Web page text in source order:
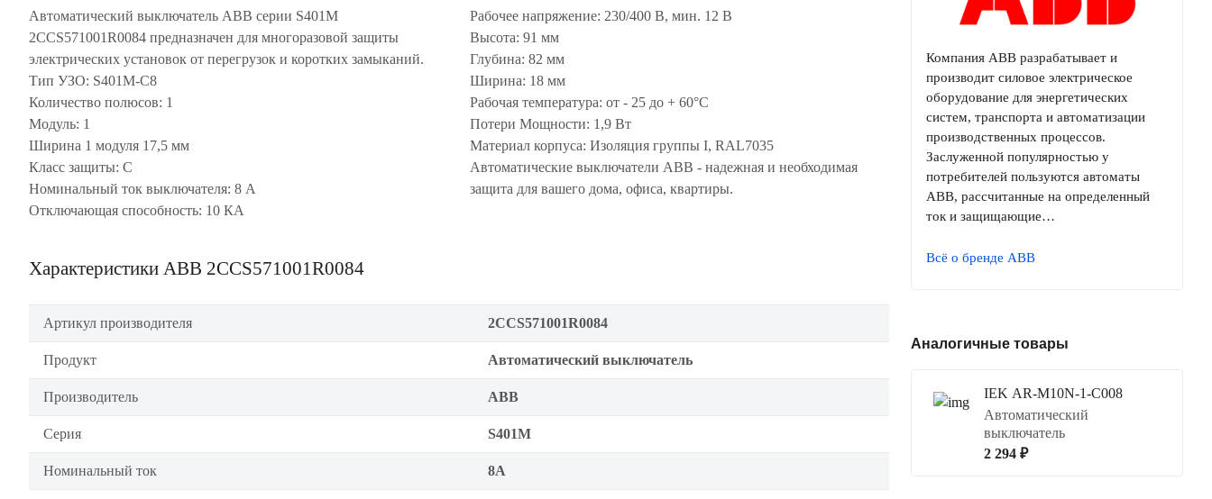
Автоматический выключатель ABB серии S401M
2CCS571001R0084 предназначен для многоразовой защиты
электрических установок от перегрузок и коротких замыканий.
Тип УЗО: S401M-C8
Количество полюсов: 1
Модуль: 1
Ширина 1 модуля 17,5 мм
Класс защиты: С
Номинальный ток выключателя: 8 А
Отключающая способность: 10 КА
Рабочее напряжение: 230/400 В, мин. 12 В
Высота: 91 мм
Глубина: 82 мм
Ширина: 18 мм
Рабочая температура: от - 25 до + 60°С
Потери Мощности: 1,9 Вт
Материал корпуса: Изоляция группы I, RAL7035
Автоматические выключатели ABB - надежная и необходимая
защита для вашего дома, офиса, квартиры.
Характеристики ABB 2CCS571001R0084
Артикул производителя 2CCS571001R0084
Продукт Автоматический выключатель
Производитель ABB
Серия S401M
Номинальный ток 8А
Компания ABB разрабатывает и
производит силовое электрическое
оборудование для энергетических
систем, транспорта и автоматизации
производственных процессов.
Заслуженной популярностью у
потребителей пользуются автоматы
ABB, рассчитанные на определенный
ток и защищающие…
Всё о бренде ABB
Аналогичные товары
IEK AR-M10N-1-C008
Автоматический
выключатель
2 294 ₽